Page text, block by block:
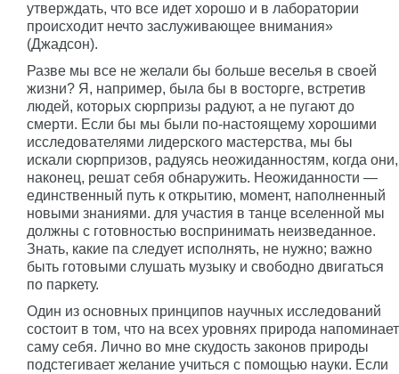
утверждать, что все идет хорошо и в лаборатории
происходит нечто заслуживающее внимания»
(Джадсон).
Разве мы все не желали бы больше веселья в своей
жизни? Я, например, была бы в восторге, встретив
людей, которых сюрпризы радуют, а не пугают до
смерти. Если бы мы были по-настоящему хорошими
исследователями лидерского мастерства, мы бы
искали сюрпризов, радуясь неожиданностям, когда они,
наконец, решат себя обнаружить. Неожиданности —
единственный путь к открытию, момент, наполненный
новыми знаниями. для участия в танце вселенной мы
должны с готовностью воспринимать неизведанное.
Знать, какие па следует исполнять, не нужно; важно
быть готовыми слушать музыку и свободно двигаться
по паркету.
Один из основных принципов научных исследований
состоит в том, что на всех уровнях природа напоминает
саму себя. Лично во мне скудость законов природы
подстегивает желание учиться с помощью науки. Если